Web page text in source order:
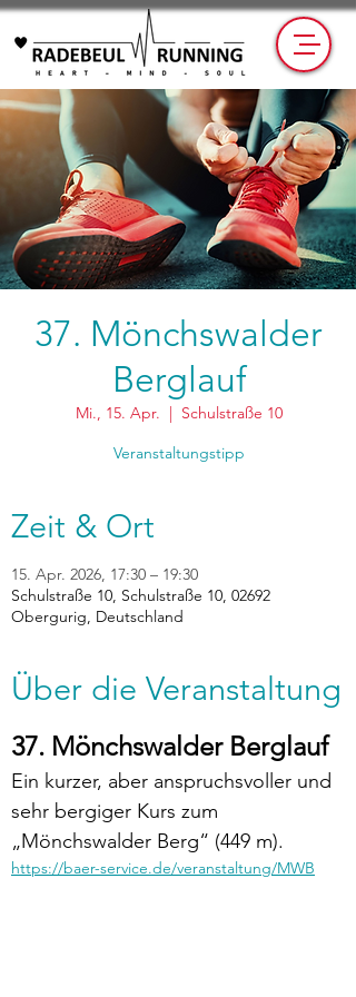
37. Mönchswalder
Berglauf
Mi., 15. Apr.
  |
Schulstraße 10
Veranstaltungstipp
Zeit & Ort
15. Apr. 2026, 17:30 – 19:30
Schulstraße 10, Schulstraße 10, 02692
Obergurig, Deutschland
Über die Veranstaltung
37. Mönchswalder Berglauf
Ein kurzer, aber anspruchsvoller und
sehr bergiger Kurs zum
„Mönchswalder Berg“ (449 m).
https://baer-service.de/veranstaltung/MWB